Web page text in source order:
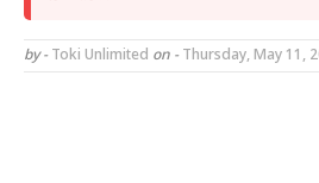
by - Toki Unlimited on -Thursday, May 11,